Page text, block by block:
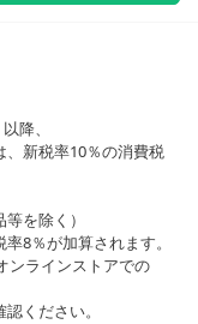
降、
、新税率10％の消費税
を除く）
8％が加算されます。
ンラインストアでの
ください。